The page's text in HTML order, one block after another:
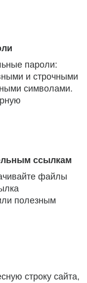
пароли:
и строчными
символами.
ссылкам
файлы
полезным
строку сайта,